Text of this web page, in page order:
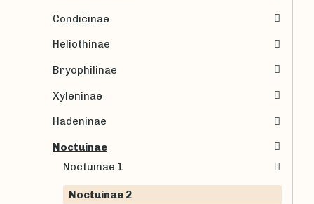
Condicinae
Heliothinae
Bryophilinae
Xyleninae
Hadeninae
Noctuinae
Noctuinae 1
Noctuinae 2